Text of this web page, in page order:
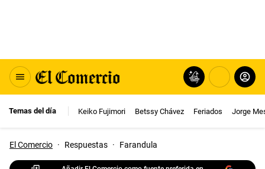
Temas del día Keiko Fujimori Betssy Chávez Feriados Jorge
El Comercio · Respuestas · Farandula